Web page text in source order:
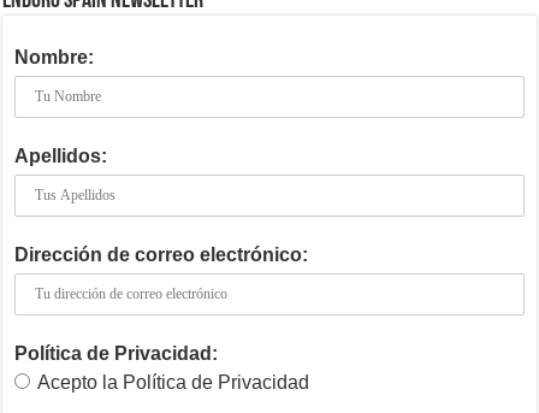
Nombre:
Apellidos:
Dirección de correo electrónico:
Política de Privacidad:
Acepto la Política de Privacidad